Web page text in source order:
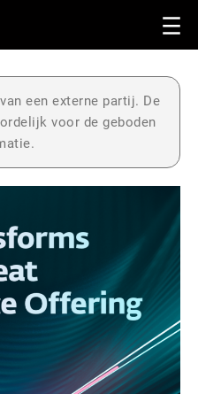
een externe partij. De
voor de geboden